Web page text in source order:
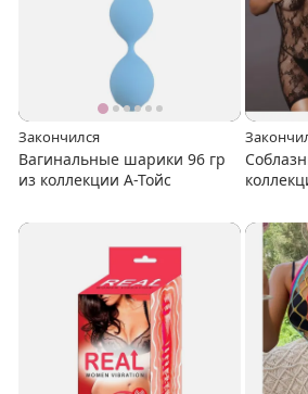
Закончился
Вагинальные шарики 96 гр
из коллекции А-Тойс